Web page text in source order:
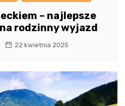
– najlepsze
rodzinny wyjazd
22 kwietnia 2025